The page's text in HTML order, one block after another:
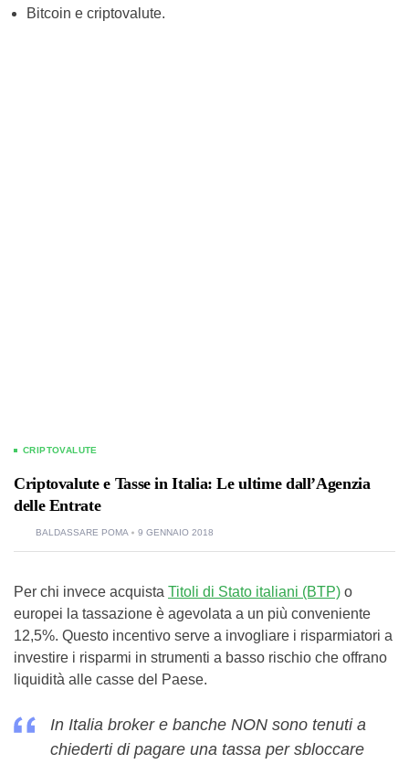
Bitcoin e criptovalute.
CRIPTOVALUTE
Criptovalute e Tasse in Italia: Le ultime dall’Agenzia
delle Entrate
BALDASSARE POMA 9 GENNAIO 2018
Per chi invece acquista Titoli di Stato italiani (BTP) o
europei la tassazione è agevolata a un più conveniente
12,5%. Questo incentivo serve a invogliare i risparmiatori a
investire i risparmi in strumenti a basso rischio che offrano
liquidità alle casse del Paese.
In Italia broker e banche NON sono tenuti a
chiederti di pagare una tassa per sbloccare